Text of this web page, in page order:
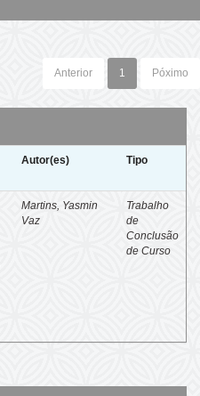
Anterior 1 Póximo
Autor(es) Tipo
Martins, Yasmin
Vaz
Trabalho
de
Conclusão
de Curso